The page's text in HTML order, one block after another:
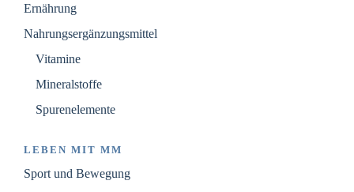
Ernährung
Nahrungsergänzungsmittel
Vitamine
Mineralstoffe
Spurenelemente
LEBEN MIT MM
Sport und Bewegung